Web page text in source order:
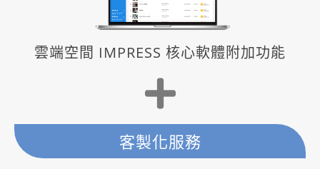
雲端空間 IMPRESS 核心軟體附加功能
客製化服務